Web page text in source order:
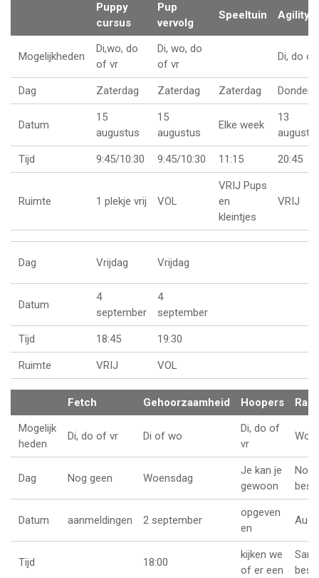
Puppy
cursus
Pup
vervolg
Speeltuin Agility
Mogelijkheden
Di,wo, do
of vr
Di, wo, do
of vr
Di, do of
Dag Zaterdag Zaterdag Zaterdag
Datum
15
augustus
15
augustus
Elke week
13
Tijd 9:45/10:30 9:45/10:30 11:15 20:45
Ruimte 1 plekje vrij VOL
VRIJ Pups
en
kleintjes
VRIJ
Dag Vrijdag Vrijdag
Datum
4
september
4
september
Tijd 18:45 19:30
Ruimte VRIJ VOL
Fetch Gehoorzaamheid Hoopers
Mogelijk
heden
Di, do of vr Di of wo
Di, do of
vr
Wo
Dag Nog geen Woensdag
Je kan je
gewoon
Nog
Datum aanmeldingen 2 september
opgeven
en
Tijd 18:00
kijken we
of er een